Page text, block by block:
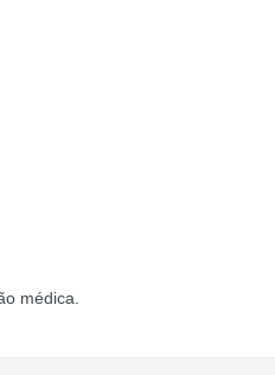
médica.